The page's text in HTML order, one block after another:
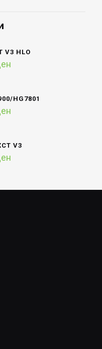
V3 HLO
HG7801
V3